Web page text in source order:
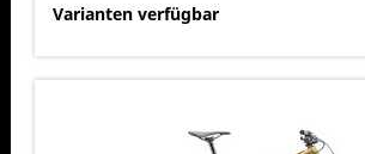
Varianten verfügbar